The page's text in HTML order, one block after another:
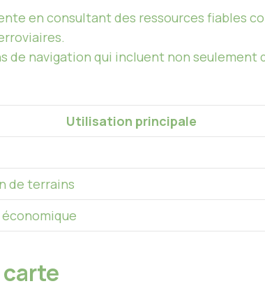
en consultant des ressources fiables
de navigation qui incluent non seulement
Utilisation principale
de terrains
carte